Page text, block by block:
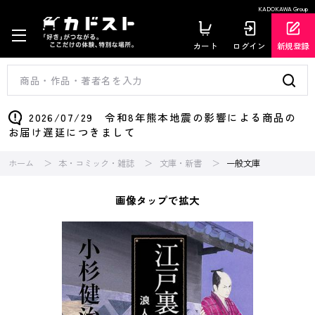
KADOKAWA Group
カート ログイン 新規登録
2026/07/29 令和8年熊本地震の影響による商品の
お届け遅延につきまして
ホーム 本・コミック・雑誌 文庫・新書 一般文庫
画像タップで拡大